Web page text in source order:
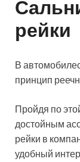
рейки
В
принцип
Пройдя по
достойным
рейки в
удобный